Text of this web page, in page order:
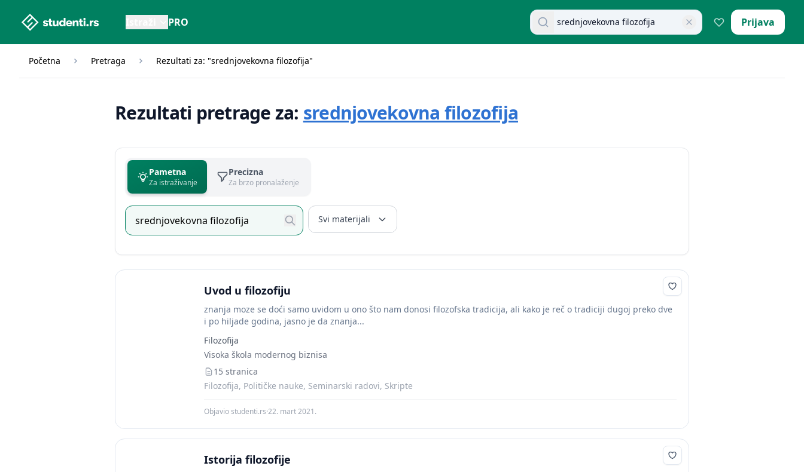
studenti.rs home page PRO Pretraži dokumente Prijava
Početna Pretraga Rezultati za: "srednjovekovna filozofija"
Rezultati pretrage za: srednjovekovna filozofija
Pametna
Za istraživanje
Precizna
Za brzo pronalaženje
Svi materijali
Uvod u filozofiju
znanja moze se doći samo uvidom u ono što nam donosi filozofska tradicija, ali kako je reč o tradiciji dugoj preko dve
i po hiljade godina, jasno je da znanja...
Filozofija
Visoka škola modernog biznisa
15 stranica
Filozofija, Političke nauke, Seminarski radovi, Skripte
Objavio studenti.rs·22. mart 2021.
Istorija filozofije